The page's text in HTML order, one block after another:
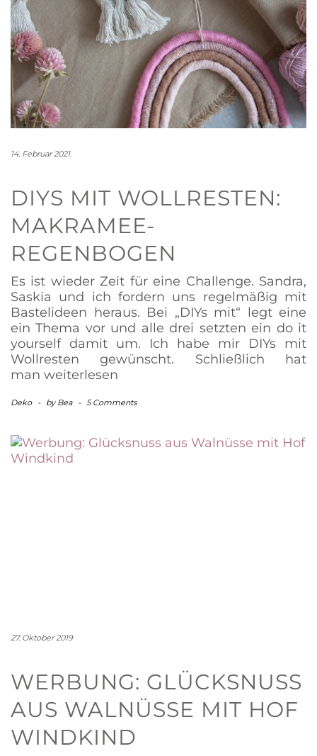
14. Februar 2021
DIYS MIT WOLLRESTEN:
MAKRAMEE-
REGENBOGEN
Es ist wieder Zeit für eine Challenge. Sandra,
Saskia und ich fordern uns regelmäßig mit
Bastelideen heraus. Bei „DIYs mit“ legt eine
ein Thema vor und alle drei setzten ein do it
yourself damit um. Ich habe mir DIYs mit
Wollresten gewünscht. Schließlich hat
man weiterlesen
Deko - byBea - 5 Comments
27. Oktober 2019
WERBUNG: GLÜCKSNUSS
AUS WALNÜSSE MIT HOF
WINDKIND